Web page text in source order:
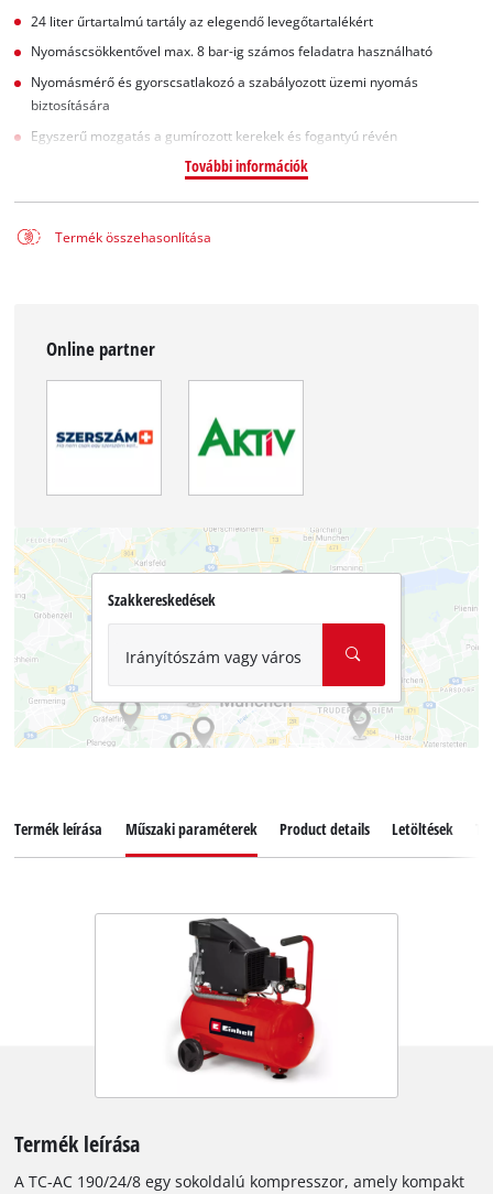
24 liter űrtartalmú tartály az elegendő levegőtartalékért
Nyomáscsökkentővel max. 8 bar-ig számos feladatra használható
Nyomásmérő és gyorscsatlakozó a szabályozott üzemi nyomás
biztosítására
Egyszerű mozgatás a gumírozott kerekek és fogantyú révén
További információk
Termék összehasonlítása
Online partner
Szakkereskedések
Irányítószám vagy város
Termék leírása Műszaki paraméterek Product details Letöltések
Termék leírása
A TC-AC 190/24/8 egy sokoldalú kompresszor, amely kompakt